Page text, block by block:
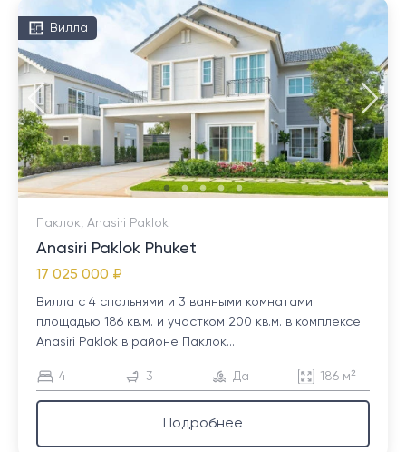
Вилла
Паклок, Anasiri Paklok
Anasiri Paklok Phuket
17 025 000 ₽
Вилла с 4 спальнями и 3 ванными комнатами
площадью 186 кв.м. и участком 200 кв.м. в комплексе
Anasiri Paklok в районе Паклок...
4 3 Да 186 м²
Подробнее